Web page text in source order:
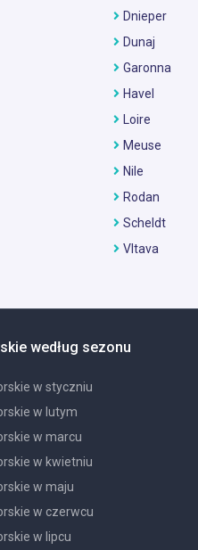
Dnieper
Dunaj
Garonna
Havel
Loire
Meuse
Nile
Rodan
Scheldt
Vltava
według sezonu
w styczniu
w lutym
w marcu
w kwietniu
w maju
w czerwcu
w lipcu